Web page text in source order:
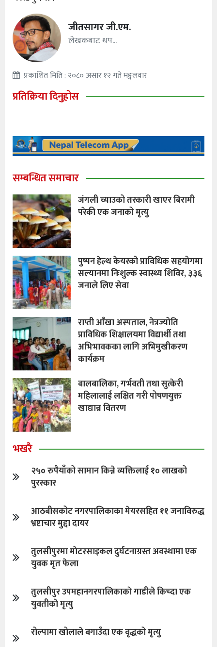
जीतसागर जी.एम.
लेखकबाट थप...
प्रकाशित मिति : २०८० असार १२ गते मङ्गलवार
प्रतिक्रिया दिनुहोस
सम्बन्धित समाचार
जंगली च्याउको तरकारी खाएर बिरामी
परेकी एक जनाको मृत्यु
पुष्पन हेल्थ केयरको प्राविधिक सहयोगमा
सल्यानमा निःशुल्क स्वास्थ्य शिविर, ३३६
जनाले लिए सेवा
राप्ती आँखा अस्पताल, नेत्रज्योति
प्राविधिक शिक्षालयमा विद्यार्थी तथा
अभिभावकका लागि अभिमुखीकरण
कार्यक्रम
बालबालिका, गर्भवती तथा सुत्केरी
महिलालाई लक्षित गरी पोषणयुक्त
खाद्यान्न वितरण
भखरै
२५० रुपैयाँको सामान किन्ने व्यक्तिलाई १० लाखको
पुरस्कार
आठबीसकोट नगरपालिकाका मेयरसहित ११ जनाविरुद्ध
भ्रष्टाचार मुद्दा दायर
तुलसीपुरमा माेटरसाइकल दुर्घटनाग्रस्त अवस्थामा एक
युवक मृत फेला
तुलसीपुर उपमहानगरपालिकाकाे गाडीले किच्दा एक
युवतीकाे मृत्यु
रोल्पामा खोलाले बगाउँदा एक वृद्धको मृत्यु